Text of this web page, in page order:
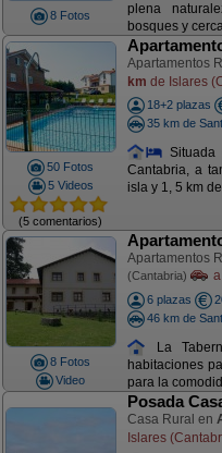
8 Fotos
plena
bosques y
50 Fotos
5 Videos
(5 comentarios)
Apartamentos
km de Islares
18+2 plazas
35 km de
Cantabria, a
isla y 1, 5 km
8 Fotos
Video
Apartamentos
(Cantabria) a
6 plazas
46 km de
La
habitaciones
para la
Posada
Casa Rural en
Islares